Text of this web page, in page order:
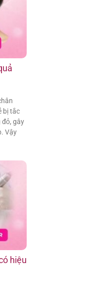
bị tắc
đỏ, gây
Vậy
hiệu